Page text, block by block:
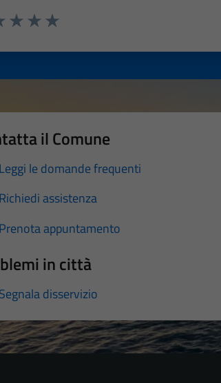
il Comune
Leggi le domande frequenti
Richiedi assistenza
Prenota appuntamento
in città
Segnala disservizio